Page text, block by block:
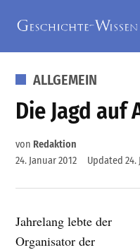
Inhalt
springen
VERÖFFENTLICHT
IN
ALLGEMEIN
Die Jagd auf
von Redaktion
24. Januar 2012
Updated 24.
Jahrelang lebte der
Organisator der